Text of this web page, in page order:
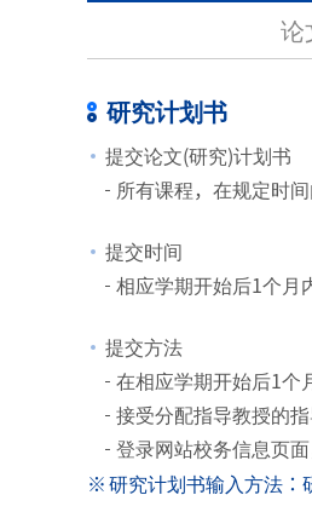
论
研究计划书
提交论文(研究)计划书
所有课程，在规定时
提交时间
相应学期开始后1个月
提交方法
在相应学期开始后1个
接受分配指导教授的
登录网站校务信息页
研究计划书输入方法